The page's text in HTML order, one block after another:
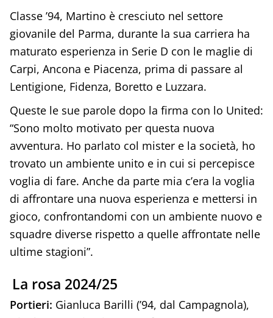
Classe ’94, Martino è cresciuto nel settore
giovanile del Parma, durante la sua carriera ha
maturato esperienza in Serie D con le maglie di
Carpi, Ancona e Piacenza, prima di passare al
Lentigione, Fidenza, Boretto e Luzzara.
Queste le sue parole dopo la firma con lo United:
“Sono molto motivato per questa nuova
avventura. Ho parlato col mister e la società, ho
trovato un ambiente unito e in cui si percepisce
voglia di fare. Anche da parte mia c’era la voglia
di affrontare una nuova esperienza e mettersi in
gioco, confrontandomi con un ambiente nuovo e
squadre diverse rispetto a quelle affrontate nelle
ultime stagioni”.
La rosa 2024/25
Portieri: Gianluca Barilli (’94, dal Campagnola),